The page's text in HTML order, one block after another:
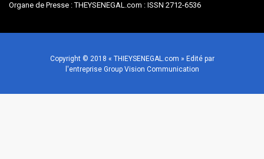
Organe de Presse : THEYSENEGAL.com : ISSN 2712-6536
Copyright © 2018 « THIEYSENEGAL.com » Edité par
l'entreprise Group Vision Communication